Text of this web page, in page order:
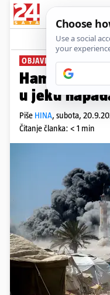
OBJAVILI SLIKE
Hamas
u jeku
Piše HINA, subota,
Čitanje članka: < 1 min